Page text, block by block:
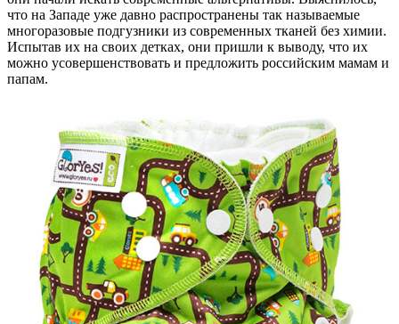
что на Западе уже давно распространены так называемые
многоразовые подгузники из современных тканей без химии.
Испытав их на своих детках, они пришли к выводу, что их
можно усовершенствовать и предложить российским мамам и
папам.